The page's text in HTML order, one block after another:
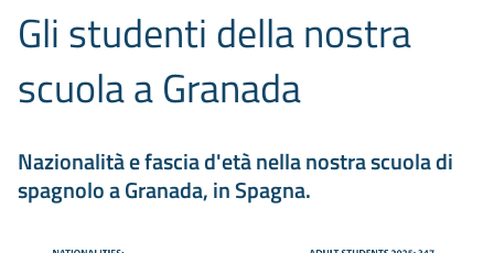
Gli studenti della nostra
scuola a Granada
Nazionalità e fascia d'età nella nostra scuola di
spagnolo a Granada, in Spagna.